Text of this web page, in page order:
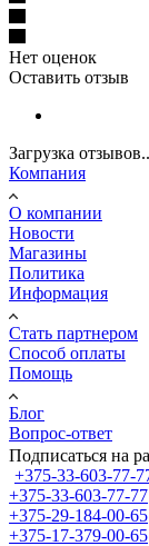
Нет оценок
Оставить отзыв
Загрузка
Компания
О компании
Новости
Магазины
Политика
Информация
Стать партнером
Способ оплаты
Помощь
Блог
Вопрос-ответ
Подписаться на
+375-33-603-77-
+375-33-603-77-77
+375-29-184-00-65
+375-17-379-00-65